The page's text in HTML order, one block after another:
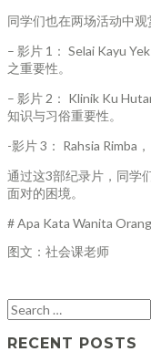
同学们也在两场活动中观
– 影片 1： Selai Kayu
之重要性。
– 影片 2： Klinik Ku
知识与习俗重要性。
-影片 3： Rahsia Rimba
通过这3部纪录片，同学
面对的困境。
# Apa Kata Wanita
图文：社会课老师
RECENT POSTS